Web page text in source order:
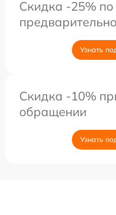
Скидка -25% по
Узнать
Скидка -10%
обращении
Узнать